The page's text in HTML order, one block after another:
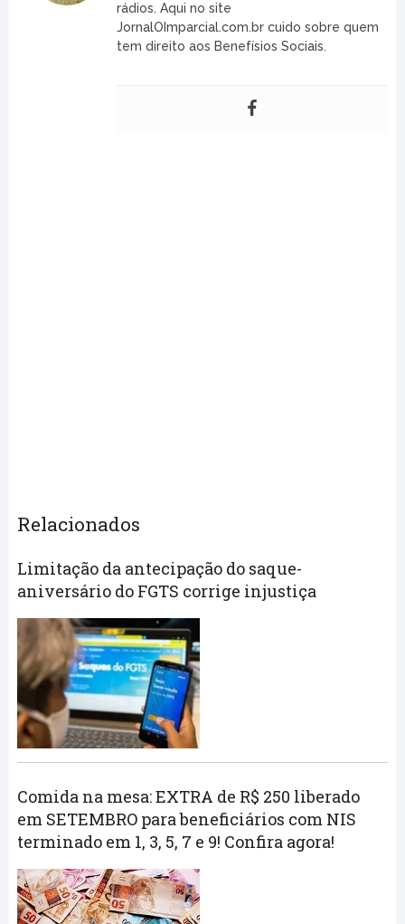
rádios. Aqui no site
JornalOImparcial.com.br cuido sobre quem
tem direito aos Benefísios Sociais.
Relacionados
Limitação da antecipação do saque-
aniversário do FGTS corrige injustiça
Comida na mesa: EXTRA de R$ 250 liberado
em SETEMBRO para beneficiários com NIS
terminado em 1, 3, 5, 7 e 9! Confira agora!